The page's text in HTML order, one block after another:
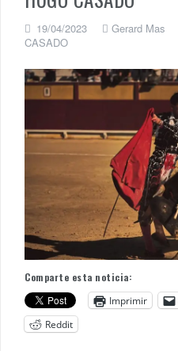
19/04/2023 Gerard Mas
CASADO
Comparte esta noticia:
Imprimir
Reddit